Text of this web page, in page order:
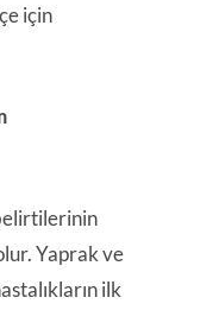
için
Yaprak ve
ilk